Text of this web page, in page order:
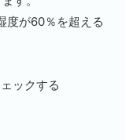
が60％を超える
ックする